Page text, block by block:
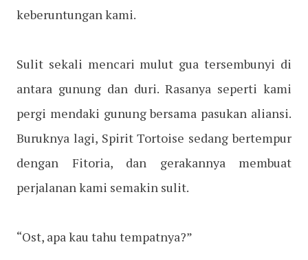
keberuntungan kami.
Sulit sekali mencari mulut gua tersembunyi di
antara gunung dan duri. Rasanya seperti kami
pergi mendaki gunung bersama pasukan aliansi.
Buruknya lagi, Spirit Tortoise sedang bertempur
dengan Fitoria, dan gerakannya membuat
perjalanan kami semakin sulit.
“Ost, apa kau tahu tempatnya?”